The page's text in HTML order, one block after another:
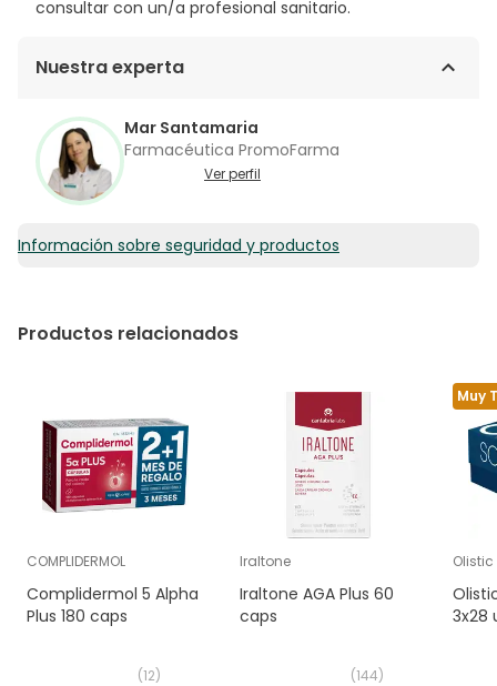
consultar con un/a profesional sanitario.
Nuestra experta
Mar Santamaria
Farmacéutica PromoFarma
Ver perfil
Información sobre seguridad y productos
Productos relacionados
COMPLIDERMOL
Complidermol 5 Alpha
Plus 180 caps
(12)
Iraltone
Iraltone AGA Plus 60
caps
(144)
Muy
Olistic
3x28